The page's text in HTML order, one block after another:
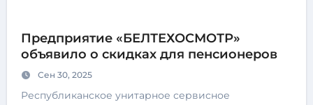
Предприятие «БЕЛТЕХОСМОТР»
объявило о скидках для пенсионеров
Сен 30, 2025
Республиканское унитарное сервисное